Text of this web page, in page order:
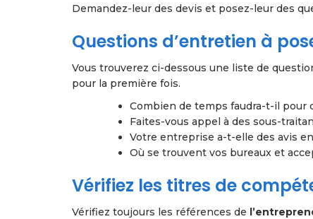
Demandez-leur des devis et posez-leur des
Questions d’entretien à
Vous trouverez ci-dessous une liste de
pour la première fois.
Combien de temps faudra-t-il pour
Faites-vous appel à des sous-
Votre entreprise a-t-elle des avis
Où se trouvent vos bureaux et
Vérifiez les titres de
Vérifiez toujours les références de